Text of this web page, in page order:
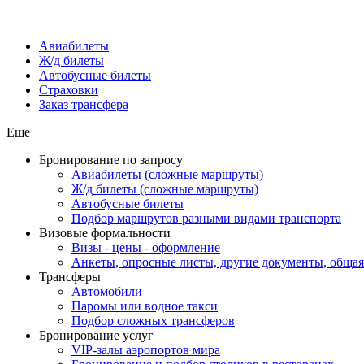
Авиабилеты
Ж/д билеты
Автобусные билеты
Страховки
Заказ трансфера
Еще
Бронирование по запросу
Авиабилеты (сложные маршруты)
Ж/д билеты (сложные маршруты)
Автобусные билеты
Подбор маршрутов разными видами транспорта
Визовые формальности
Визы - цены - оформление
Анкеты, опросные листы, другие документы,
Трансферы
Автомобили
Паромы или водное такси
Подбор сложных трансферов
Бронирование услуг
VIP-залы аэропортов мира